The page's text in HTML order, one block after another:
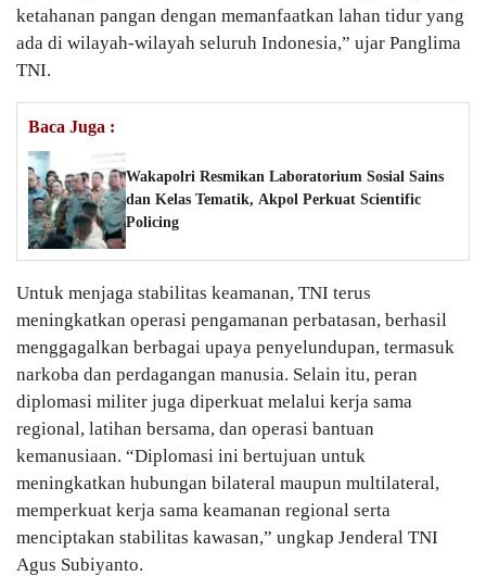
ketahanan pangan dengan memanfaatkan lahan tidur yang
ada di wilayah-wilayah seluruh Indonesia,” ujar Panglima
TNI.
Baca Juga :
Wakapolri Resmikan Laboratorium Sosial Sains
dan Kelas Tematik, Akpol Perkuat Scientific
Policing
Untuk menjaga stabilitas keamanan, TNI terus
meningkatkan operasi pengamanan perbatasan, berhasil
menggagalkan berbagai upaya penyelundupan, termasuk
narkoba dan perdagangan manusia. Selain itu, peran
diplomasi militer juga diperkuat melalui kerja sama
regional, latihan bersama, dan operasi bantuan
kemanusiaan. “Diplomasi ini bertujuan untuk
meningkatkan hubungan bilateral maupun multilateral,
memperkuat kerja sama keamanan regional serta
menciptakan stabilitas kawasan,” ungkap Jenderal TNI
Agus Subiyanto.